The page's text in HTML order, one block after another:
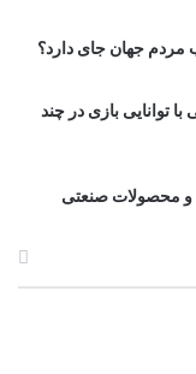
مردم جهان جای دارد؟
توانایی بازی در چند
و محصولات صنعتی